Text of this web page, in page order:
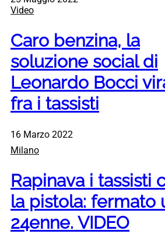
Video
Caro benzina, la
soluzione social di
Leonardo Bocci
fra i tassisti
16 Marzo 2022
Milano
Rapinava i tassisti
la pistola: fermato
24enne. VIDEO